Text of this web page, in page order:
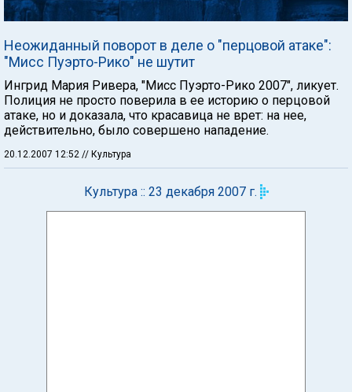
Неожиданный поворот в деле о "перцовой атаке":
"Мисс Пуэрто-Рико" не шутит
Ингрид Мария Ривера, "Мисс Пуэрто-Рико 2007", ликует.
Полиция не просто поверила в ее историю о перцовой
атаке, но и доказала, что красавица не врет: на нее,
действительно, было совершено нападение.
20.12.2007 12:52 // Культура
Культура :: 23 декабря 2007 г.